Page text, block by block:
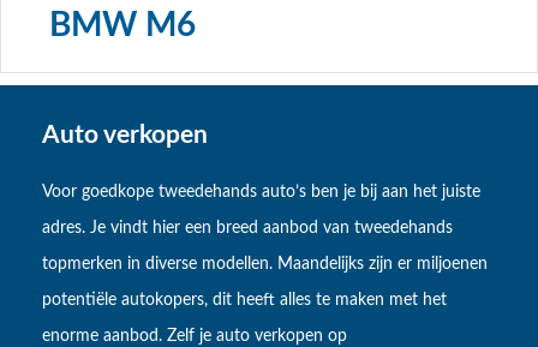
BMW M6
Auto verkopen
Voor goedkope tweedehands auto’s ben je bij aan het juiste
adres. Je vindt hier een breed aanbod van tweedehands
topmerken in diverse modellen. Maandelijks zijn er miljoenen
potentiële autokopers, dit heeft alles te maken met het
enorme aanbod. Zelf je auto verkopen op